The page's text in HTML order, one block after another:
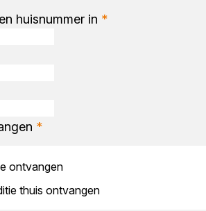
huisnummer in *
*
ontvangen
thuis ontvangen